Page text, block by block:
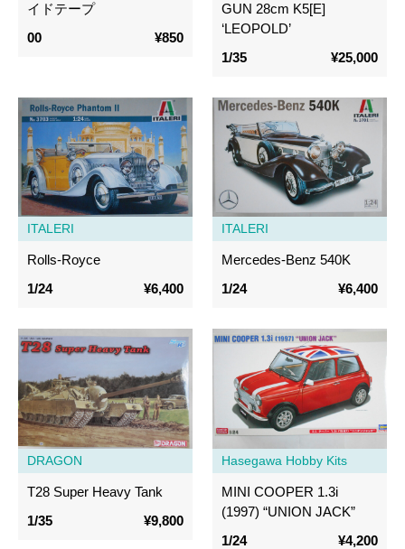
イドテープ
00
¥850
GUN 28cm K5[E]
‘LEOPOLD’
1/35
¥25,000
ITALERI
Rolls-Royce
1/24
¥6,400
ITALERI
Mercedes-Benz 540K
1/24
¥6,400
DRAGON
T28 Super Heavy Tank
1/35
¥9,800
Hasegawa Hobby Kits
MINI COOPER 1.3i
(1997) “UNION JACK”
1/24
¥4,200